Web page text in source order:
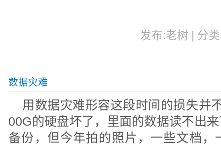
发布:老树 | 分
数据灾难
用数据灾难形容这段时间的损失并
00G的硬盘坏了，里面的数据读不出
备份，但今年拍的照片，一些文档，